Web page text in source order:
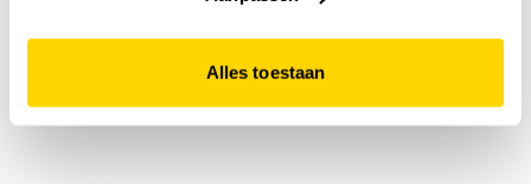
Alles toestaan